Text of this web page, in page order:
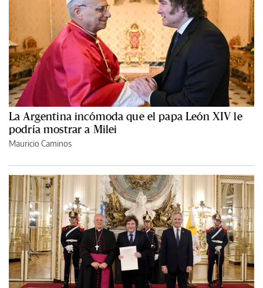
La Argentina incómoda que el papa León XIV le
podría mostrar a Milei
Mauricio Caminos